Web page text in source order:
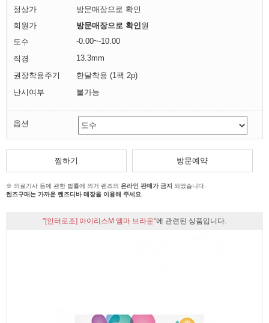
정상가
방문매장으로 확인
회원가
방문매장으로 확인원
도수
-0.00~-10.00
직경
13.3mm
권장착용주기
한달착용 (1팩 2p)
난시여부
불가능
옵션
찜하기 방문예약
※ 의료기사 등에 관한 법률에 의거 렌즈의 온라인 판매가 금지
되었습니다.
렌즈구매는 가까운 렌즈디바 매장을 이용해 주세요.
"[인터로조] 아이리스M 엠마 브라운"에 관련된 상품입니다.